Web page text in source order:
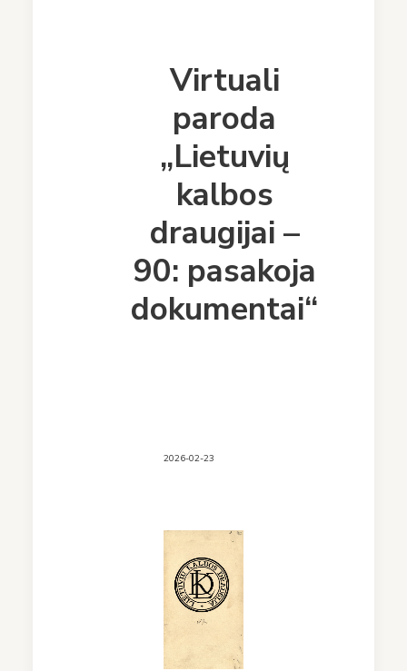
Virtuali
paroda
„Lietuvių
kalbos
draugijai –
90: pasakoja
dokumentai“
2026-02-23